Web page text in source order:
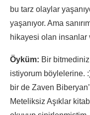
bu tarz olaylar
yaşanıyor. Ama
hikayesi olan insanlar
Öyküm: Bir
istiyorum böylelerine.
bir de Zaven
Meteliksiz Aşıklar